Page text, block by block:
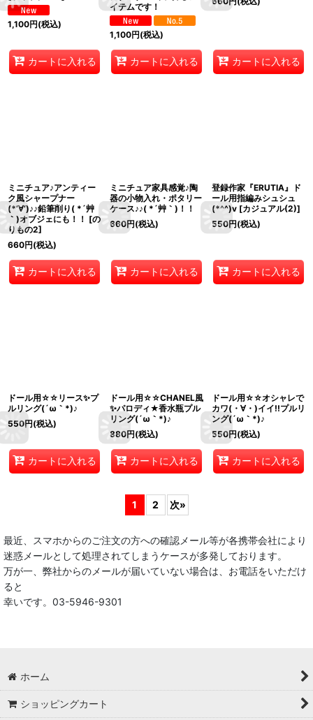
1,100円(税込)
カートに入れる
イテムです！
1,100円(税込)
カートに入れる カートに入れる
ミニチュア♪アンティー
ク風シャープナー
(*‘∀‘)♪♪鉛筆削り( *´艸
｀)オブジェにも！！ [の
りもの2]
660円(税込)
カートに入れる
ミニチュア家具感覚♪陶
器の小物入れ・ポタリー
ケース♪♪( *´艸｀)！！
660円(税込)
カートに入れる
登録作家『ERUTIA』ド
ール用指編みシュシュ
(*^^)v [カジュアル(2)]
550円(税込)
カートに入れる
ドール用☆☆リース✨プ
ルリング(´ω｀*)♪
550円(税込)
カートに入れる
ドール用☆☆CHANEL風
✨パロディ★香水瓶プル
リング(´ω｀*)♪
880円(税込)
カートに入れる
ドール用☆☆オシャレで
カワ(・∀・)イイ!!プルリ
ング(´ω｀*)♪
550円(税込)
カートに入れる
1 2 次»
最近、スマホからのご注文の方への確認メール等が各携帯会社により
迷惑メールとして処理されてしまうケースが多発しております。
万が一、弊社からのメールが届いていない場合は、お電話をいただけ
ると
幸いです。03-5946-9301
ホーム
ショッピングカート